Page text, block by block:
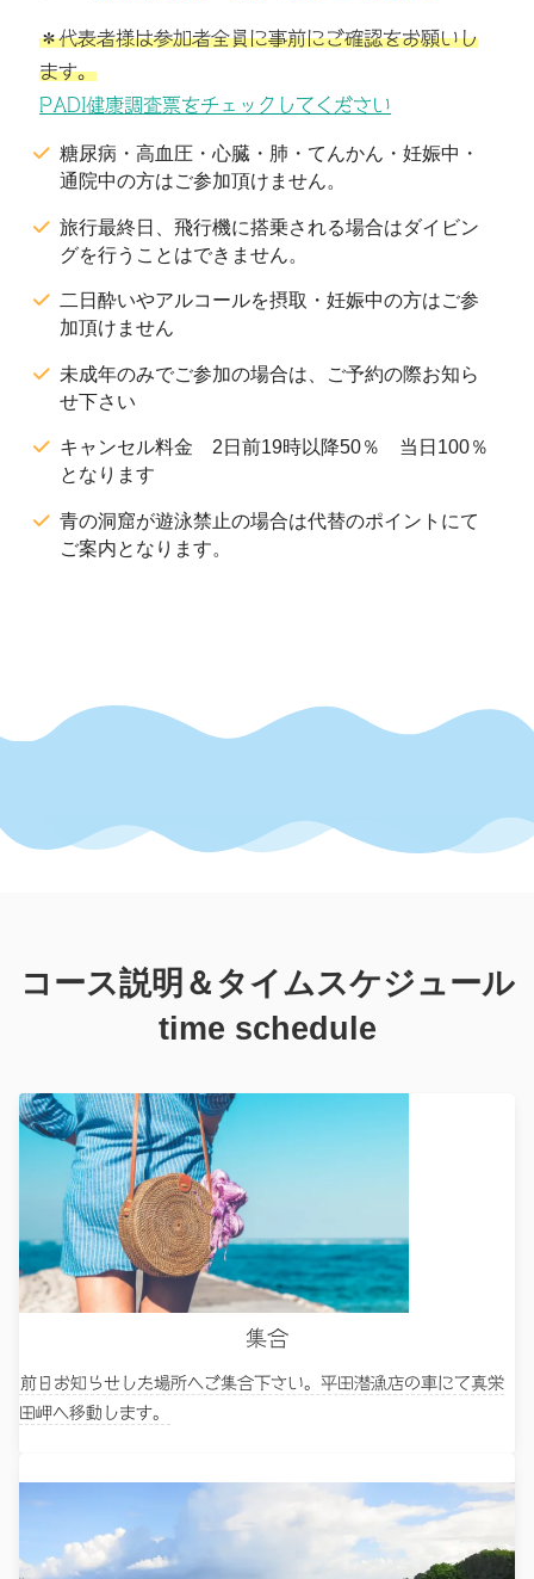
＊代表者様は参加者全員に事前にご確認をお願いし
ます。
PADI健康調査票をチェックしてください
糖尿病・高血圧・心臓・肺・てんかん・妊娠中・
通院中の方はご参加頂けません。
旅行最終日、飛行機に搭乗される場合はダイビン
グを行うことはできません。
二日酔いやアルコールを摂取・妊娠中の方はご参
加頂けません
未成年のみでご参加の場合は、ご予約の際お知ら
せ下さい
キャンセル料金 2日前19時以降50％ 当日100％
となります
青の洞窟が遊泳禁止の場合は代替のポイントにて
ご案内となります。
コース説明＆タイムスケジュール
time schedule
集合
前日お知らせした場所へご集合下さい。平田潜漁店の車にて真栄
田岬へ移動します。